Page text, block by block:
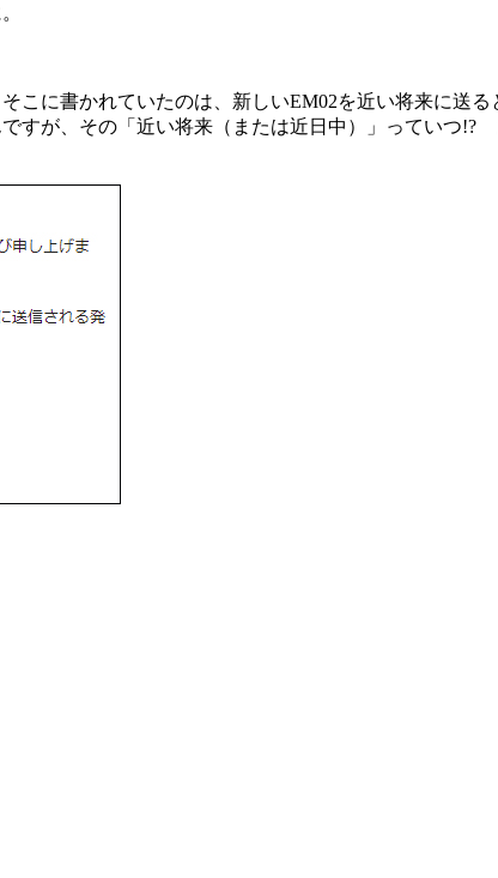
こに書かれていたのは、新しいEM02を近い将来に送
すが、その「近い将来（または近日中）」っていつ!?